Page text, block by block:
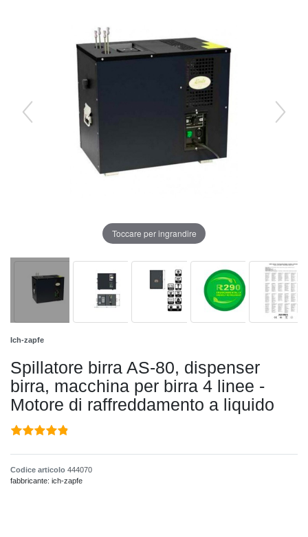
Toccare per ingrandire
Ich-zapfe
Spillatore birra AS-80, dispenser
birra, macchina per birra 4 linee -
Motore di raffreddamento a liquido
Codice articolo 444070
fabbricante: ich-zapfe